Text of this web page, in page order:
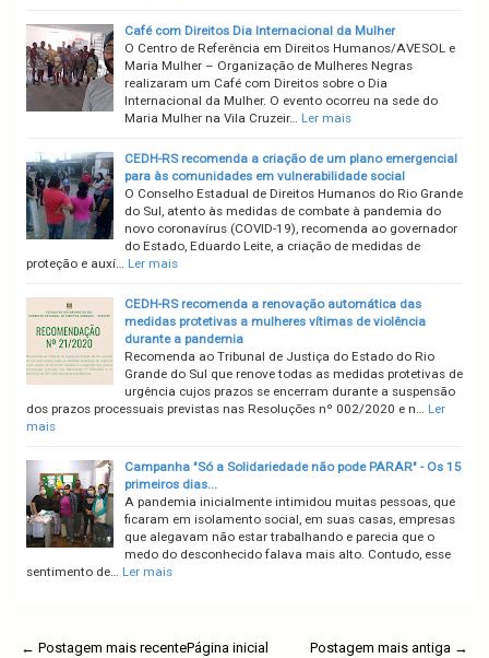
Café com Direitos Dia Internacional da Mulher
O Centro de Referência em Direitos Humanos/AVESOL e
Maria Mulher – Organização de Mulheres Negras
realizaram um Café com Direitos sobre o Dia
Internacional da Mulher. O evento ocorreu na sede do
Maria Mulher na Vila Cruzeir… Ler mais
CEDH-RS recomenda a criação de um plano emergencial
para às comunidades em vulnerabilidade social
O Conselho Estadual de Direitos Humanos do Rio Grande
do Sul, atento às medidas de combate à pandemia do
novo coronavírus (COVID-19), recomenda ao governador
do Estado, Eduardo Leite, a criação de medidas de
proteção e auxí… Ler mais
CEDH-RS recomenda a renovação automática das
medidas protetivas a mulheres vítimas de violência
durante a pandemia
Recomenda ao Tribunal de Justiça do Estado do Rio
Grande do Sul que renove todas as medidas protetivas de
urgência cujos prazos se encerram durante a suspensão
dos prazos processuais previstas nas Resoluções nº 002/2020 e n… Ler
mais
Campanha "Só a Solidariedade não pode PARAR" - Os 15
primeiros dias...
A pandemia inicialmente intimidou muitas pessoas, que
ficaram em isolamento social, em suas casas, empresas
que alegavam não estar trabalhando e parecia que o
medo do desconhecido falava mais alto. Contudo, esse
sentimento de… Ler mais
← Postagem mais recente Postagem mais antiga →
Página inicial